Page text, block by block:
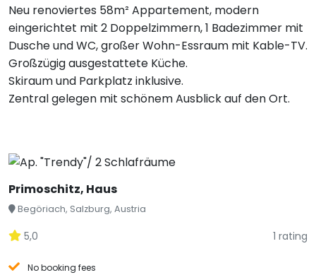
Neu renoviertes 58m² Appartement, modern
eingerichtet mit 2 Doppelzimmern, 1 Badezimmer mit
Dusche und WC, großer Wohn-Essraum mit Kable-TV.
Großzügig ausgestattete Küche.
Skiraum und Parkplatz inklusive.
Zentral gelegen mit schönem Ausblick auf den Ort.
Primoschitz, Haus
Begöriach, Salzburg, Austria
5,0 1 rating
No booking fees